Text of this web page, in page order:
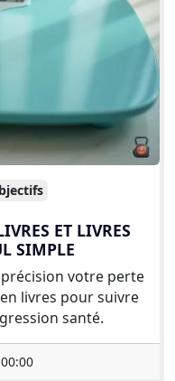
ET LIVRES
SIMPLE
votre perte
livres pour suivre
santé.